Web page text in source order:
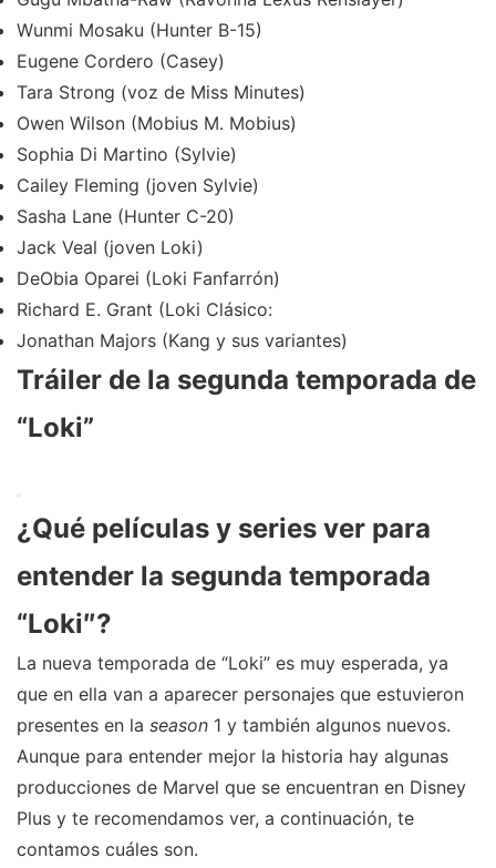
Wunmi Mosaku (Hunter B-15)
Eugene Cordero (Casey)
Tara Strong (voz de Miss Minutes)
Owen Wilson (Mobius M. Mobius)
Sophia Di Martino (Sylvie)
Cailey Fleming (joven Sylvie)
Sasha Lane (Hunter C-20)
Jack Veal (joven Loki)
DeObia Oparei (Loki Fanfarrón)
Richard E. Grant (Loki Clásico:
Jonathan Majors (Kang y sus variantes)
Tráiler de la segunda temporada de
“Loki”
¿Qué películas y series ver para
entender la segunda temporada
“Loki″?
La nueva temporada de “Loki” es muy esperada, ya
que en ella van a aparecer personajes que estuvieron
presentes en la season 1 y también algunos nuevos.
Aunque para entender mejor la historia hay algunas
producciones de Marvel que se encuentran en Disney
Plus y te recomendamos ver, a continuación, te
contamos cuáles son.